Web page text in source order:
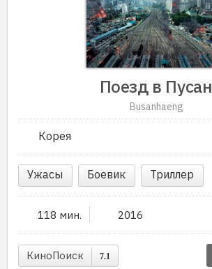
Поезд в Пусан
Busanhaeng
Корея
Ужасы Боевик Триллер
118 мин. 2016
КиноПоиск 7.1